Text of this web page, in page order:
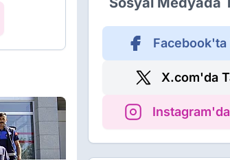
Facebook'ta
X.com'da